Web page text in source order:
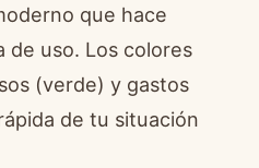
que hace
de uso. Los colores
(verde) y gastos
de tu situación